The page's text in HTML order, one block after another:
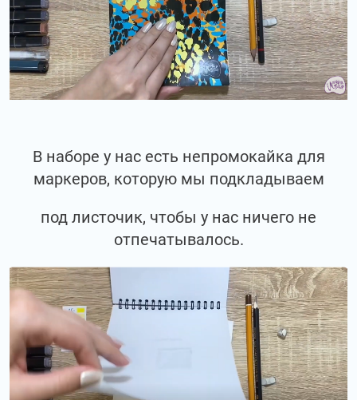
В наборе у нас есть непромокайка для
маркеров, которую мы подкладываем
под листочик, чтобы у нас ничего не
отпечатывалось.